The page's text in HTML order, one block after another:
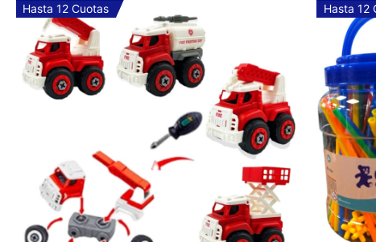
Hasta 12 Cuotas